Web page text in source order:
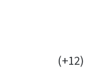
ההצגה מתאימה לבני נוער (12+)